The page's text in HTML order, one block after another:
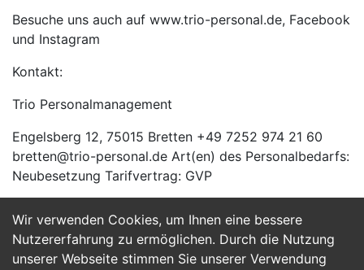
Wir verwenden Cookies, um Ihnen eine bessere
Nutzererfahrung zu ermöglichen. Durch die Nutzung
unserer Webseite stimmen Sie unserer Verwendung
Besuche uns auch auf www.trio-personal.de, Facebook
und Instagram
Kontakt:
Trio Personalmanagement
Engelsberg 12, 75015 Bretten +49 7252 974 21 60
bretten@trio-personal.de Art(en) des Personalbedarfs:
Neubesetzung Tarifvertrag: GVP
Jetzt Bewerben